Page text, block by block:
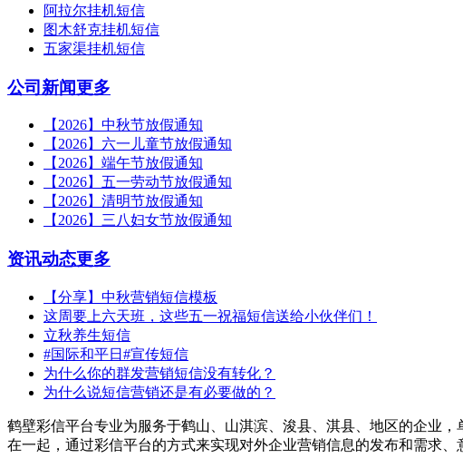
阿拉尔挂机短信
图木舒克挂机短信
五家渠挂机短信
公司新闻更多
【2026】中秋节放假通知
【2026】六一儿童节放假通知
【2026】端午节放假通知
【2026】五一劳动节放假通知
【2026】清明节放假通知
【2026】三八妇女节放假通知
资讯动态更多
【分享】中秋营销短信模板
这周要上六天班，这些五一祝福短信送给小伙伴们！
立秋养生短信
#国际和平日#宣传短信
为什么你的群发营销短信没有转化？
为什么说短信营销还是有必要做的？
鹤壁彩信平台专业为服务于鹤山、山淇滨、浚县、淇县、地区的企业
在一起，通过彩信平台的方式来实现对外企业营销信息的发布和需求、